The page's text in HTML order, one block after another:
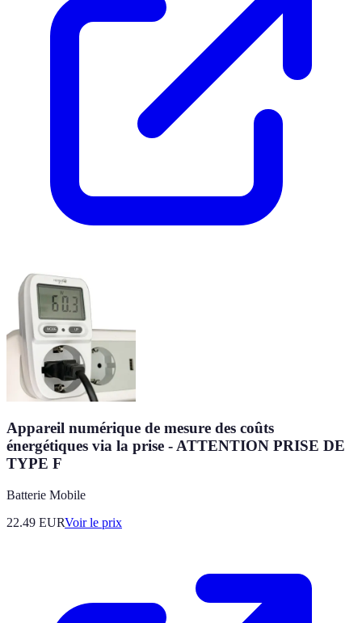
Appareil numérique de mesure des coûts
énergétiques via la prise - ATTENTION PRISE DE
TYPE F
Batterie Mobile
22.49 EURVoir le prix